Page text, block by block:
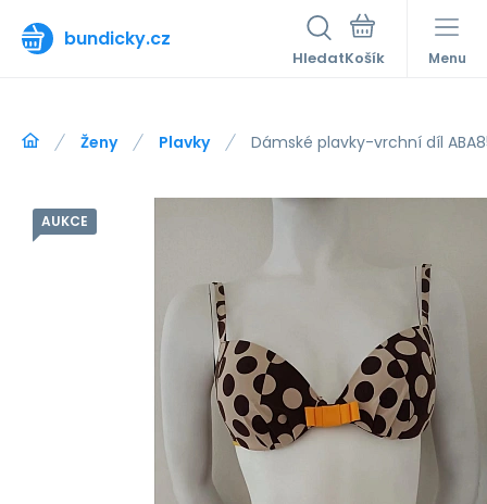
bundicky.cz
Hledat Menu
Ženy Plavky Dámské plavky-vrchní díl
AUKCE